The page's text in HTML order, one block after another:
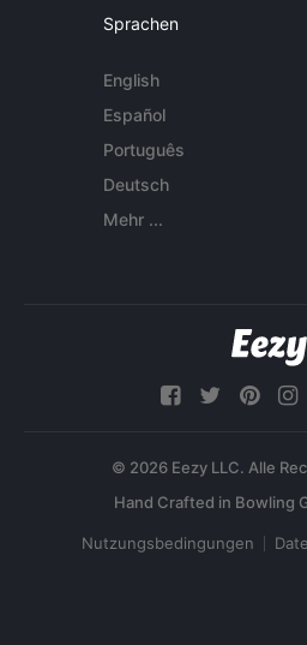
Sprachen
English
Español
Português
Deutsch
Mehr ...
© 2026 Eezy LLC. Alle
Nutzungsbedingungen